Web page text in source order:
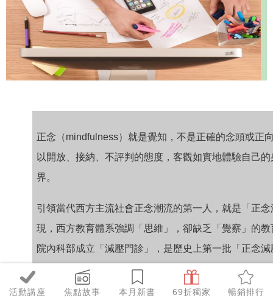
活動講座 焦點故事 本月新書 69折獨家 暢銷排行
正念（mindfulness）就是覺知，不是正確的念頭或正
以開放、接納、不評判的態度，客觀如實地體驗自己
界。
引領當代西方主流社會正念潮流的第一人，就是「正
現，西方教育體系強調「思維」，卻缺乏「覺察」的
院內科部成立「減壓門診」，是歷史上第一批「正念
疼痛與失眠之苦。